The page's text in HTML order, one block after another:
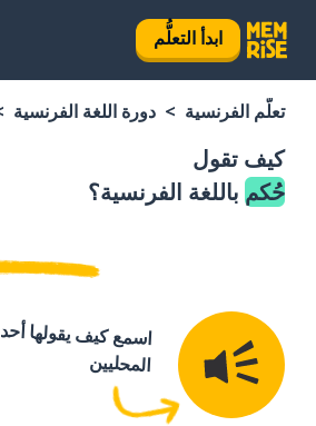
ابدأ التعلُّم
تعلَّم الفرنسية دورة اللغة الفرنسية
كيف تقول
حُكم باللغة الفرنسية؟
اسمع كيف يقولها أحد
المحليين